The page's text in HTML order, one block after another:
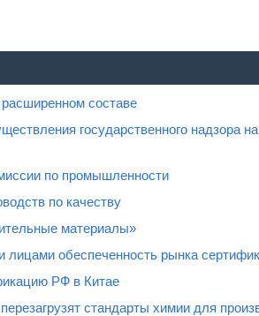
расширенном составе
государственного надзора
по промышленности
по качеству
материалы»
обеспеченность рынка
РФ в Китае
стандарты химии для